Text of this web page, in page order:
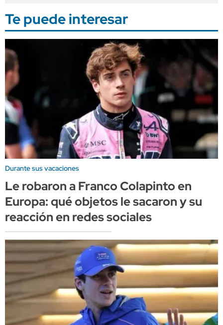
Te puede interesar
Durante sus vacaciones
Le robaron a Franco Colapinto en
Europa: qué objetos le sacaron y su
reacción en redes sociales